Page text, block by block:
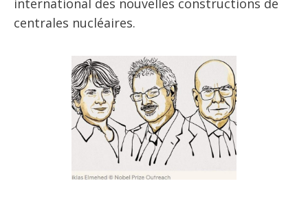
international des nouvelles constructions de
centrales nucléaires.